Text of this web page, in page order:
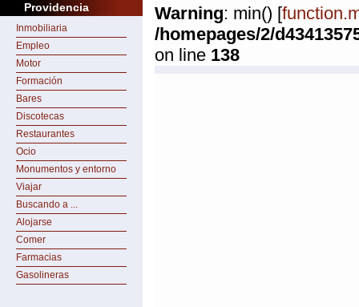
Providencia
Inmobiliaria
Empleo
Motor
Formación
Bares
Discotecas
Restaurantes
Ocio
Monumentos y entorno
Viajar
Buscando a ...
Alojarse
Comer
Farmacias
Gasolineras
Warning: min() [
/homepages/2/
on line 138